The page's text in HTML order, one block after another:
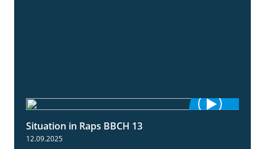
Situation in Raps BBCH 13
12.09.2025